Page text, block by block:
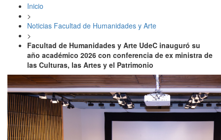
Inicio
>
Noticias Facultad de Humanidades y Arte
>
Facultad de Humanidades y Arte UdeC inauguró su
año académico 2026 con conferencia de ex ministra de
las Culturas, las Artes y el Patrimonio